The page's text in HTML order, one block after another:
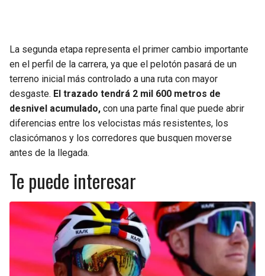
La segunda etapa representa el primer cambio importante
en el perfil de la carrera, ya que el pelotón pasará de un
terreno inicial más controlado a una ruta con mayor
desgaste. El trazado tendrá 2 mil 600 metros de
desnivel acumulado, con una parte final que puede abrir
diferencias entre los velocistas más resistentes, los
clasicómanos y los corredores que busquen moverse
antes de la llegada.
Te puede interesar